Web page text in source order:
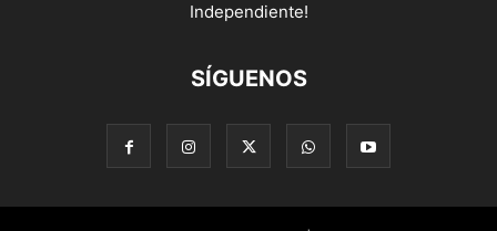
Independiente!
SÍGUENOS